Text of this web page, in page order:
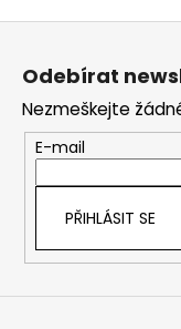
Z
Odebírat
Nezmeškejte
E-mail
PŘIHLÁSIT SE